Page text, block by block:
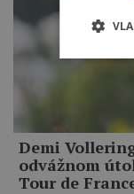
Demi
odvážnom
Tour de